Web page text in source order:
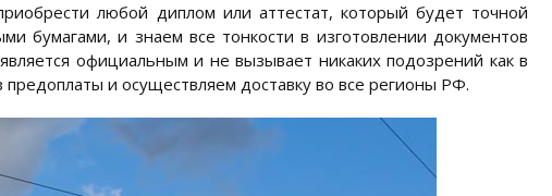
любой диплом или аттестат, который будет точной
бумагами, и знаем все тонкости в изготовлении документов
официальным и не вызывает никаких подозрений как в
и осуществляем доставку во все регионы РФ.